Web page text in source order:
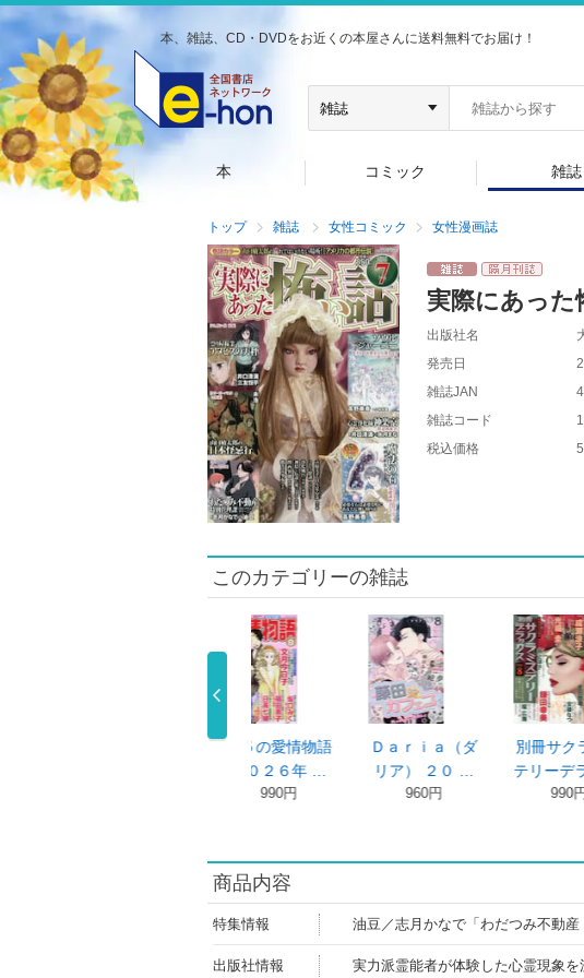
本、雑誌、CD・DVDをお近くの本屋さんに送料無料でお届け！
本 コミック 雑誌
トップ 雑誌 女性コミック 女性漫画誌
実際にあっ
出版社名
発売日
雑誌JAN
雑誌コード
税込価格
このカテゴリーの雑誌
１５の愛情物語
Ｄａｒｉａ（ダ
リア） ２０ …
別冊サクラミス
テリーデラッ …
ハ
商品内容
特集情報 油豆／志月かなで「わだつみ不動
出版社情報 実力派霊能者が体験した心霊現象